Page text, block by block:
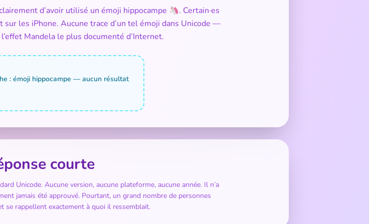
d’avoir utilisé un émoji hippocampe 🦄. Certain·es
sur les iPhone. Aucune trace d’un tel émoji dans Unicode —
Mandela le plus documenté d’Internet.
: émoji hippocampe — aucun résultat
courte
Unicode. Aucune version, aucune plateforme, aucune année. Il n’a
jamais été approuvé. Pourtant, un grand nombre de personnes
se rappellent exactement à quoi il ressemblait.